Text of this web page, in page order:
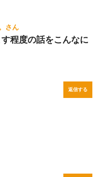
程度の話をこんなに
返信する